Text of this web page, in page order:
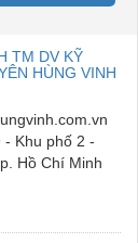
TM DV KỸ
HÙNG VINH
Khu phố 2 -
Hồ Chí Minh